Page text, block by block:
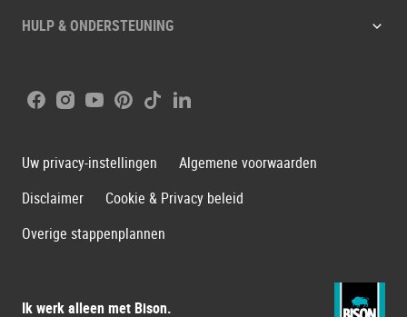
HULP & ONDERSTEUNING
Ik werk alleen met Bison.
Facebook
Instagram
YoutubePinterest
TiktokLinkedIn
Uw privacy-instellingen
Algemene voorwaarden
Disclaimer
Cookie & Privacy beleid
Overige stappenplannen